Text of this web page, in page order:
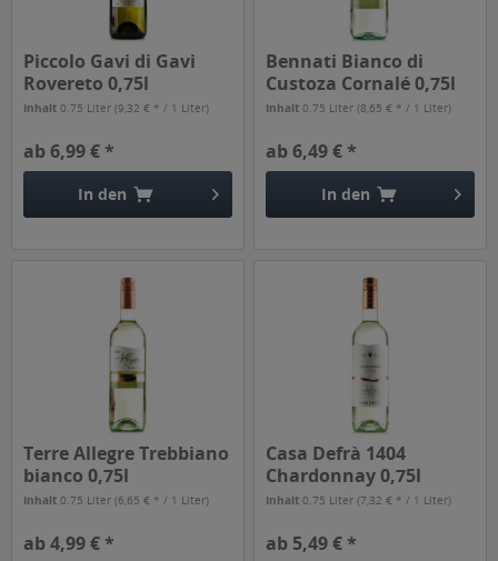
Piccolo Gavi di Gavi
Rovereto 0,75l
Inhalt0.75 Liter(9,32 € * / 1 Liter)
ab 6,99 € *
In den
Bennati Bianco di
Custoza Cornalé 0,75l
Inhalt0.75 Liter(8,65 € * / 1 Liter)
ab 6,49 € *
In den
Terre Allegre Trebbiano
bianco 0,75l
Inhalt0.75 Liter(6,65 € * / 1 Liter)
ab 4,99 € *
Casa Defrà 1404
Chardonnay 0,75l
Inhalt0.75 Liter(7,32 € * / 1 Liter)
ab 5,49 € *